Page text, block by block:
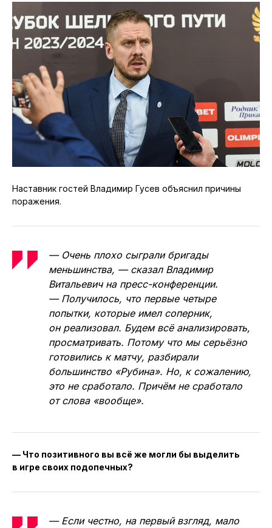
Наставник гостей Владимир Гусев объяснил причины
поражения.
— Очень плохо сыграли бригады
меньшинства, — сказал Владимир
Витальевич на пресс-конференции.
— Получилось, что первые четыре
попытки, которые имел соперник,
он реализовал. Будем всё анализировать,
просматривать. Потому что мы серьёзно
готовились к матчу, разбирали
большинство «Рубина». Но, к сожалению,
это не сработало. Причём не сработало
от слова «вообще».
— Что позитивного вы всё же могли бы выделить
в игре своих подопечных?
— Если честно, на первый взгляд, мало